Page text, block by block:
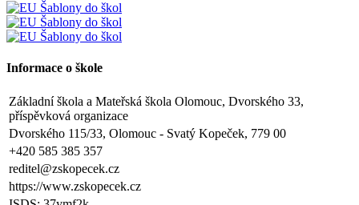
Informace o škole
Základní škola a Mateřská škola Olomouc, Dvorského 33,
příspěvková organizace
Dvorského 115/33, Olomouc - Svatý Kopeček, 779 00
+420 585 385 357
reditel@zskopecek.cz
https://www.zskopecek.cz